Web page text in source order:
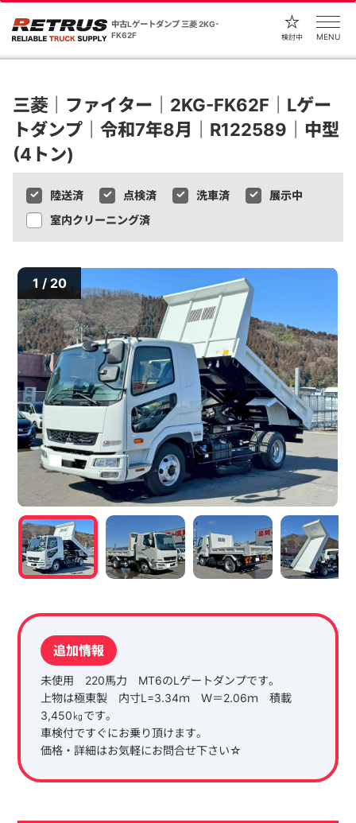
中古Lゲートダンプ 三菱 2KG-
FK62F
検討中 MENU
三菱｜ファイター｜2KG-FK62F｜Lゲー
トダンプ｜令和7年8月｜R122589｜中型
(4トン)
陸送済 点検済 洗車済
展示中
室内クリーニング済
1 / 20
追加情報
未使用 220馬力 MT6のLゲートダンプです。
上物は極東製 内寸L=3.34ｍ Ｗ＝2.06ｍ 積載
3,450㎏です。
車検付ですぐにお乗り頂けます。
価格・詳細はお気軽にお問合せ下さい☆